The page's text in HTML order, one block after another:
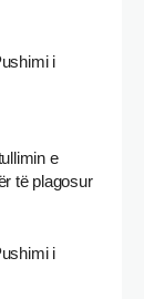
i
e
të plagosur
i